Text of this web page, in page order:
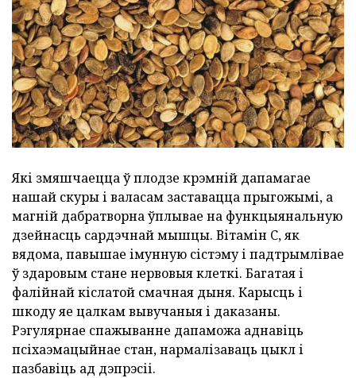
Які змяшчаецца ў плодзе крэмній дапамагае
нашай скуры і валасам заставацца прыгожымі, а
магній дабратворна ўплывае на функцыянальную
дзейнасць сардэчнай мышцы. Вітамін C, як
вядома, павышае імунную сістэму і падтрымлівае
ў здаровым стане нервовыя клеткі. Багатая і
фалійнай кіслатой смачная дыня. Карысць і
шкоду яе цалкам вывучаныя і даказаны.
Рэгулярнае спажыванне дапаможа аднавіць
псіхаэмацыйнае стан, нармалізаваць цыкл і
пазбавіць ад дэпрэсіі.